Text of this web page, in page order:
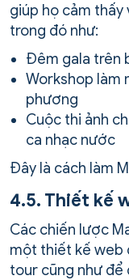
giúp họ cảm thấy
trong đó như:
Đêm gala trên
Workshop làm
phương
Cuộc thi ảnh
ca nhạc nước
Đây là cách làm
4.5. Thiết kế
Các chiến lược
một thiết kế web
tour cũng như